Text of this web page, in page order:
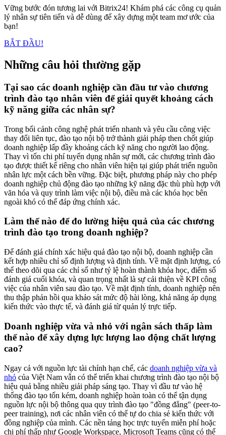
Vững bước đón tương lai với Bitrix24! Khám phá các công cụ quản
lý nhân sự tiên tiến và dễ dùng để xây dựng một team mơ ước của
bạn!
BẮT ĐẦU!
Những câu hỏi thường gặp
Tại sao các doanh nghiệp cần đầu tư vào chương
trình đào tạo nhân viên để giải quyết khoảng cách
kỹ năng giữa các nhân sự?
Trong bối cảnh công nghệ phát triển nhanh và yêu cầu công việc
thay đổi liên tục, đào tạo nội bộ trở thành giải pháp then chốt giúp
doanh nghiệp lấp đầy khoảng cách kỹ năng cho người lao động.
Thay vì tốn chi phí tuyển dụng nhân sự mới, các chương trình đào
tạo được thiết kế riêng cho nhân viên hiện tại giúp phát triển nguồn
nhân lực một cách bền vững. Đặc biệt, phương pháp này cho phép
doanh nghiệp chủ động đào tạo những kỹ năng đặc thù phù hợp với
văn hóa và quy trình làm việc nội bộ, điều mà các khóa học bên
ngoài khó có thể đáp ứng chính xác.
Làm thế nào để đo lường hiệu quả của các chương
trình đào tạo trong doanh nghiệp?
Để đánh giá chính xác hiệu quả đào tạo nội bộ, doanh nghiệp cần
kết hợp nhiều chỉ số định lượng và định tính. Về mặt định lượng, có
thể theo dõi qua các chỉ số như tỷ lệ hoàn thành khóa học, điểm số
đánh giá cuối khóa, và quan trọng nhất là sự cải thiện về KPI công
việc của nhân viên sau đào tạo. Về mặt định tính, doanh nghiệp nên
thu thập phản hồi qua khảo sát mức độ hài lòng, khả năng áp dụng
kiến thức vào thực tế, và đánh giá từ quản lý trực tiếp.
Doanh nghiệp vừa và nhỏ với ngân sách thấp làm
thế nào để xây dựng lực lượng lao động chất lượng
cao?
Ngay cả với nguồn lực tài chính hạn chế, các doanh nghiệp vừa và
nhỏ của Việt Nam vẫn có thể triển khai chương trình đào tạo nội bộ
hiệu quả bằng nhiều giải pháp sáng tạo. Thay vì đầu tư vào hệ
thống đào tạo tốn kém, doanh nghiệp hoàn toàn có thể tận dụng
nguồn lực nội bộ thông qua quy trình đào tạo "đồng đẳng" (peer-to-
peer training), nơi các nhân viên có thể tự do chia sẻ kiến thức với
đồng nghiệp của mình. Các nền tảng học trực tuyến miễn phí hoặc
chi phí thấp như Google Workspace, Microsoft Teams cũng có thể